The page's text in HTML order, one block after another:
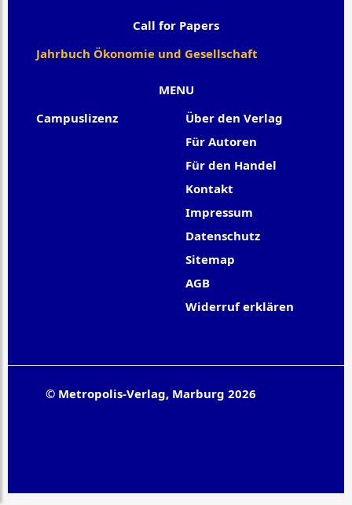
MENU
Campuslizenz
Über den Verlag
Für Autoren
Für den Handel
Kontakt
Impressum
Datenschutz
Sitemap
AGB
Widerruf erklären
Call for Papers
Jahrbuch Ökonomie und Gesellschaft
© Metropolis-Verlag, Marburg 2026